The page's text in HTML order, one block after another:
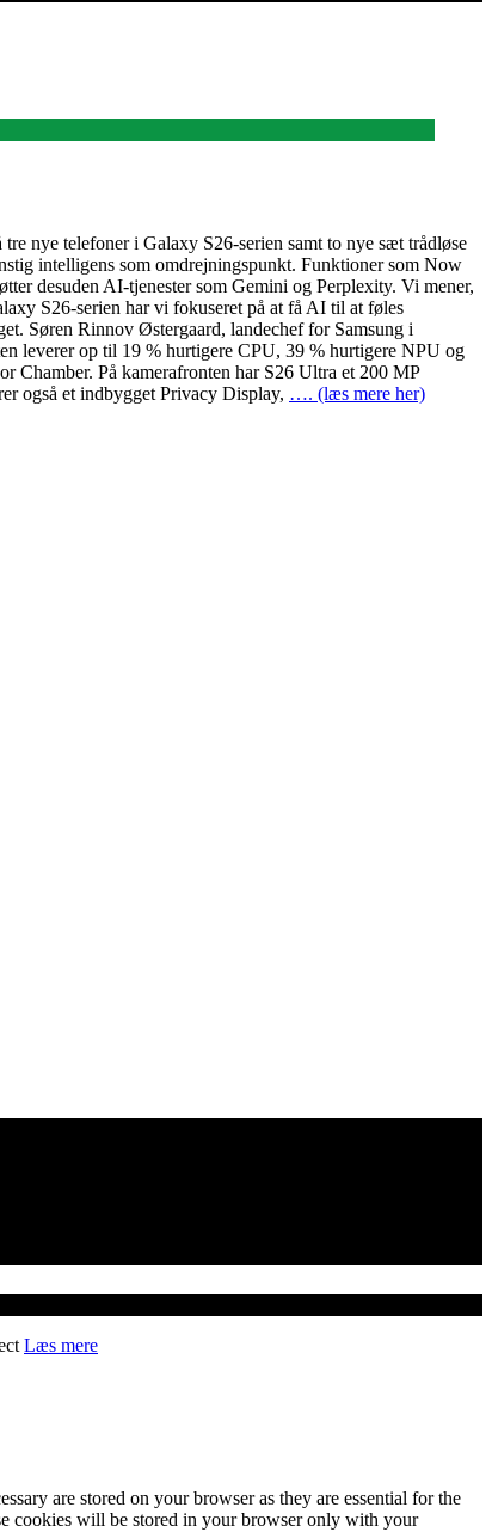
nye telefoner i Galaxy S26-serien samt to nye sæt trådløse
intelligens som omdrejningspunkt. Funktioner som Now
desuden AI-tjenester som Gemini og Perplexity. Vi mener,
S26-serien har vi fokuseret på at få AI til at føles
Søren Rinnov Østergaard, landechef for Samsung i
leverer op til 19 % hurtigere CPU, 39 % hurtigere NPU og
Chamber. På kamerafronten har S26 Ultra et 200 MP
også et indbygget Privacy Display, …. (læs mere her)
Læs mere
are stored on your browser as they are essential for the
cookies will be stored in your browser only with your